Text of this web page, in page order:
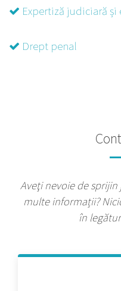
Expertiză judiciară
Drept penal
Aveţi nevoie de
multe informații?
în